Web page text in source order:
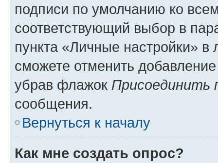
подписи по умолчанию ко
соответствующий выбор в
пункта «Личные настройки»
сможете отменить
убрав флажок Присоединить
сообщения.
Вернуться к началу
Как мне создать опрос?